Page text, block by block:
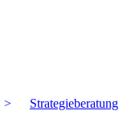
Strategieberatung